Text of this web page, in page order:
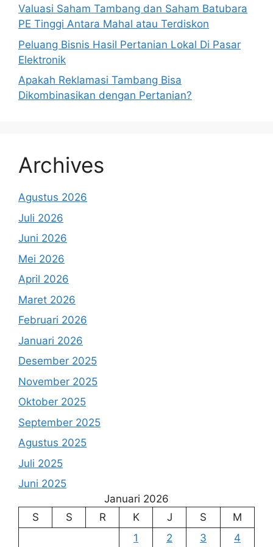
Valuasi Saham Tambang dan Saham Batubara
PE Tinggi Antara Mahal atau Terdiskon
Peluang Bisnis Hasil Pertanian Lokal Di Pasar
Elektronik
Apakah Reklamasi Tambang Bisa
Dikombinasikan dengan Pertanian?
Archives
Agustus 2026
Juli 2026
Juni 2026
Mei 2026
April 2026
Maret 2026
Februari 2026
Januari 2026
Desember 2025
November 2025
Oktober 2025
September 2025
Agustus 2025
Juli 2025
Juni 2025
Januari 2026
S
S R K J S
M
1
2 3 4